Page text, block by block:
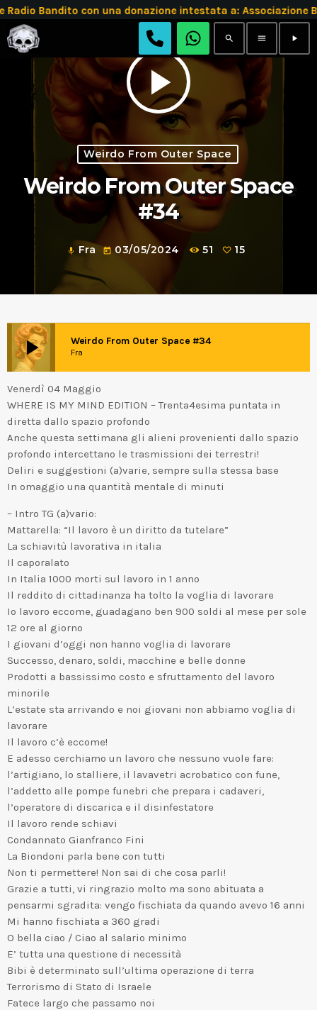
Bandito con una donazione intestata a: Associazione
search menu play_arrow
play_arrow
Weirdo From Outer Space
Weirdo From Outer Space
#34
mic Fra today 03/05/2024 51 15
play_arrow Weirdo From Outer Space #34
Fra
Venerdì 04 Maggio
WHERE IS MY MIND EDITION – Trenta4esima puntata in
diretta dallo spazio profondo
Anche questa settimana gli alieni provenienti dallo spazio
profondo intercettano le trasmissioni dei terrestri!
Deliri e suggestioni (a)varie, sempre sulla stessa base
In omaggio una quantità mentale di minuti
– Intro TG (a)vario:
Mattarella: “Il lavoro è un diritto da tutelare”
La schiavitù lavorativa in italia
Il caporalato
In Italia 1000 morti sul lavoro in 1 anno
Il reddito di cittadinanza ha tolto la voglia di lavorare
Io lavoro eccome, guadagano ben 900 soldi al mese per sole
12 ore al giorno
I giovani d’oggi non hanno voglia di lavorare
Successo, denaro, soldi, macchine e belle donne
Prodotti a bassissimo costo e sfruttamento del lavoro
minorile
L’estate sta arrivando e noi giovani non abbiamo voglia di
lavorare
Il lavoro c’è eccome!
E adesso cerchiamo un lavoro che nessuno vuole fare:
l’artigiano, lo stalliere, il lavavetri acrobatico con fune,
l’addetto alle pompe funebri che prepara i cadaveri,
l’operatore di discarica e il disinfestatore
Il lavoro rende schiavi
Condannato Gianfranco Fini
La Biondoni parla bene con tutti
Non ti permettere! Non sai di che cosa parli!
Grazie a tutti, vi ringrazio molto ma sono abituata a
pensarmi sgradita: vengo fischiata da quando avevo 16 anni
Mi hanno fischiata a 360 gradi
O bella ciao / Ciao al salario minimo
E’ tutta una questione di necessità
Bibi è determinato sull’ultima operazione di terra
Terrorismo di Stato di Israele
Fatece largo che passamo noi